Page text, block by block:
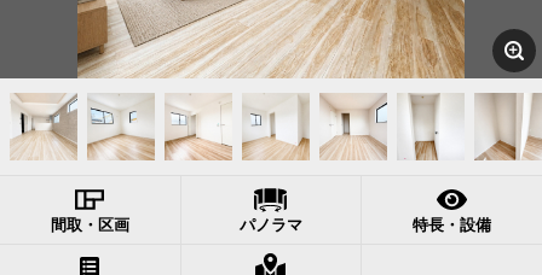
間取・区画 パノラマ 特長・設備